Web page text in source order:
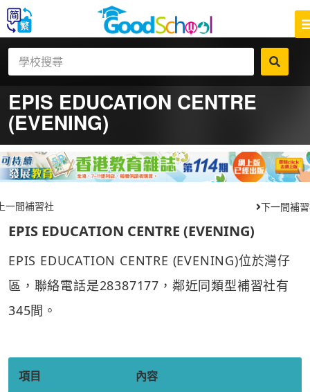
EPIS EDUCATION CENTRE
(EVENING)
一間補習社 下一間補
EPIS EDUCATION CENTRE (EVENING)
EPIS EDUCATION CENTRE (EVENING)位於灣仔
區，聯絡電話是28387177，鄰近同類型補習社有
345間。
項目 內容